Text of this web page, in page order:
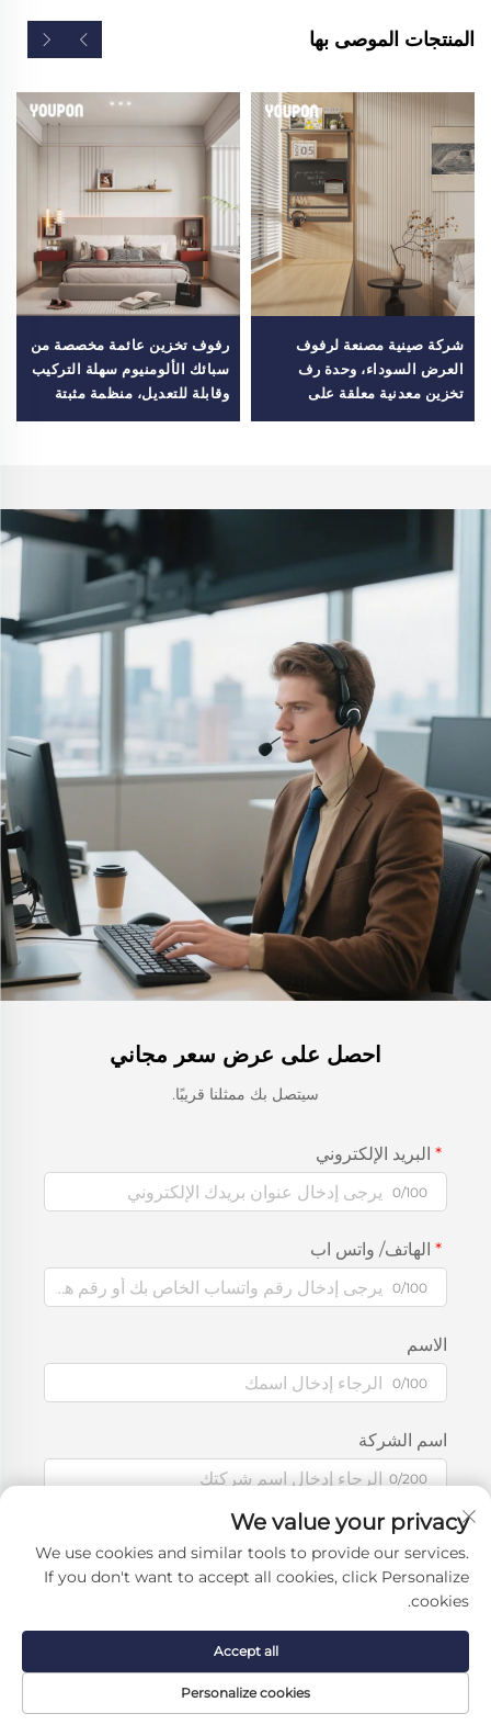
المنتجات الموصى بها
شركة صينية مصنعة لرفوف
العرض السوداء، وحدة رف
تخزين معدنية معلقة على
الحائط، رف عصري مثبت على
رفوف تخزين عائمة مخصصة من
سبائك الألومنيوم سهلة التركيب
وقابلة للتعديل، منظمة مثبتة
على الحائط للغرفة أو الفندق
احصل على عرض سعر مجاني
سيتصل بك ممثلنا قريبًا.
البريد الإلكتروني
0/100
الهاتف/ واتس اب
0/100
الاسم
0/100
اسم الشركة
0/200
رسالة
إرسال
We value your privacy
We use cookies and similar tools to provide our services.
If you don't want to accept all cookies, click Personalize
cookies.
Personalize cookies
Accept all